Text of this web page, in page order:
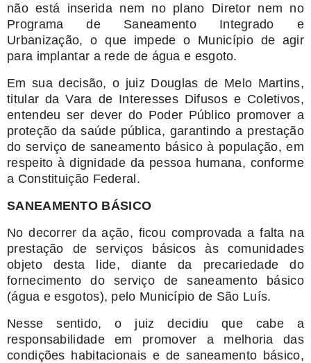
não está inserida nem no plano Diretor nem no
Programa de Saneamento Integrado e
Urbanização, o que impede o Município de agir
para implantar a rede de água e esgoto.
Em sua decisão, o juiz Douglas de Melo Martins,
titular da Vara de Interesses Difusos e Coletivos,
entendeu ser dever do Poder Público promover a
proteção da saúde pública, garantindo a prestação
do serviço de saneamento básico à população, em
respeito à dignidade da pessoa humana, conforme
a Constituição Federal.
SANEAMENTO BÁSICO
No decorrer da ação, ficou comprovada a falta na
prestação de serviços básicos às comunidades
objeto desta lide, diante da precariedade do
fornecimento do serviço de saneamento básico
(água e esgotos), pelo Município de São Luís.
Nesse sentido, o juiz decidiu que cabe a
responsabilidade em promover a melhoria das
condições habitacionais e de saneamento básico,